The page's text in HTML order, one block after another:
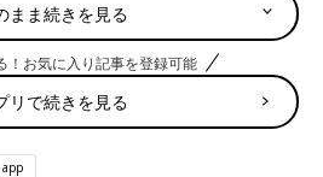
静に対処
しゃくを起こすことも。甘やかさず、
るようにしましょう。
まま続きを見る
！お気に入り記事を登録可能
リで続きを見る
app